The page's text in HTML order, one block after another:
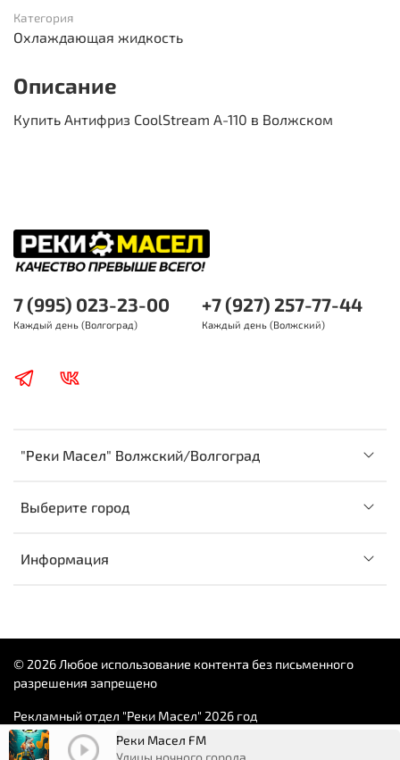
Категория
Охлаждающая жидкость
Описание
Купить Антифриз CoolStream A-110 в Волжском
"Реки Масел" Волжский/Волгоград
Выберите город
Информация
7 (995) 023-23-00
Каждый день (Волгоград)
+7 (927) 257-77-44
Каждый день (Волжский)
© 2026 Любое использование контента без письменного
разрешения запрещено
Рекламный отдел "Реки Масел" 2026 год
Реки Масел FM
Улицы ночного города